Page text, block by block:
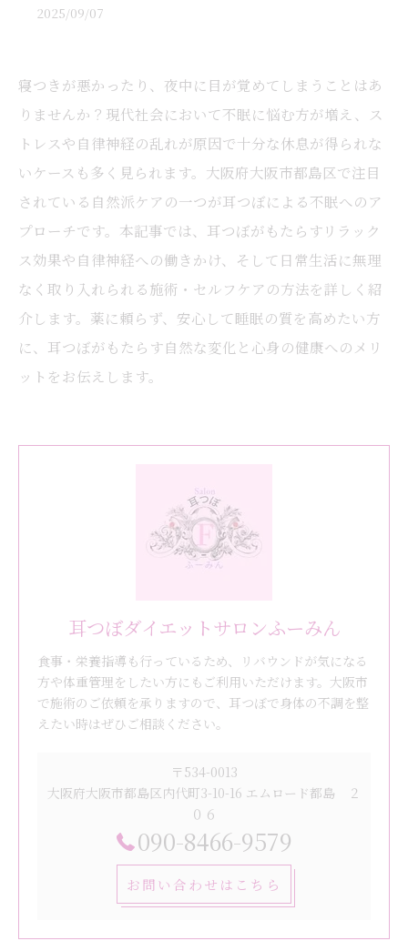
2025/09/07
寝つきが悪かったり、夜中に目が覚めてしまうことはあ
りませんか？現代社会において不眠に悩む方が増え、ス
トレスや自律神経の乱れが原因で十分な休息が得られな
いケースも多く見られます。大阪府大阪市都島区で注目
されている自然派ケアの一つが耳つぼによる不眠へのア
プローチです。本記事では、耳つぼがもたらすリラック
ス効果や自律神経への働きかけ、そして日常生活に無理
なく取り入れられる施術・セルフケアの方法を詳しく紹
介します。薬に頼らず、安心して睡眠の質を高めたい方
に、耳つぼがもたらす自然な変化と心身の健康へのメリ
ットをお伝えします。
耳つぼダイエットサロンふーみん
食事・栄養指導も行っているため、リバウンドが気になる
方や体重管理をしたい方にもご利用いただけます。大阪市
で施術のご依頼を承りますので、耳つぼで身体の不調を整
えたい時はぜひご相談ください。
〒534-0013
大阪府大阪市都島区内代町3-10-16 エムロード都島 ２
０６
090-8466-9579
お問い合わせはこちら